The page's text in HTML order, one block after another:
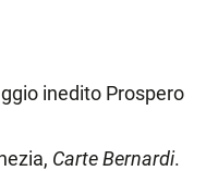
a
presso il
politica e i contatti
nella fortezza
insospettirono la
i sorvegliati speciali.
inedito Prospero
Carte Bernardi.